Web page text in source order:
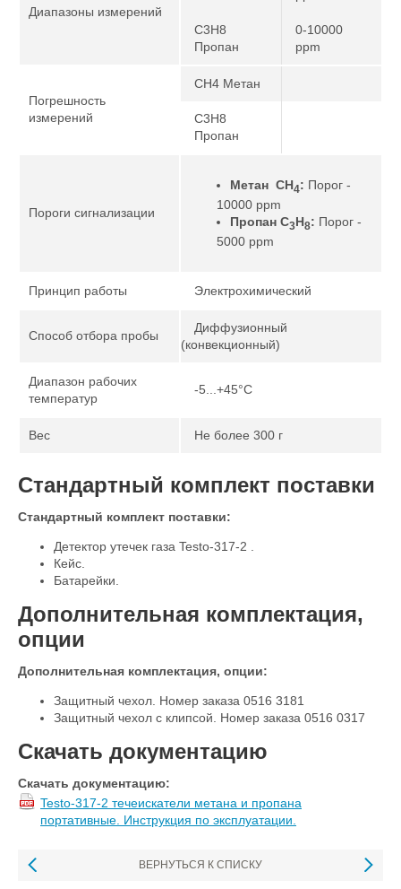
Диапазоны измерений
C3H8
Пропан
0-10000
ppm
Погрешность
измерений
CH4 Метан
C3H8
Пропан
Пороги сигнализации
Метан CH4: Порог -
10000 ppm
Пропан С3Н8: Порог -
5000 ppm
Принцип работы Электрохимический
Способ отбора пробы
Диффузионный
(конвекционный)
Диапазон рабочих
температур
-5...+45°C
Вес Не более 300 г
Стандартный комплект поставки
Стандартный комплект поставки:
Детектор утечек газа Testo-317-2 .
Кейс.
Батарейки.
Дополнительная комплектация,
опции
Дополнительная комплектация, опции:
Защитный чехол. Номер заказа 0516 3181
Защитный чехол с клипсой. Номер заказа 0516 0317
Скачать документацию
Скачать документацию:
Testo-317-2 течеискатели метана и пропана
портативные. Инструкция по эксплуатации.
ВЕРНУТЬСЯ К СПИСКУ